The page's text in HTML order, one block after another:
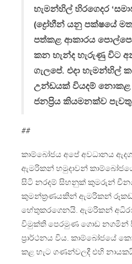
හැමන්හිල් හිරගෙදර
(ද්‍රෝහීන් යනු පක්ෂයේ
පත්කළ ආකාරය
කන හැන්ද හැරුණු විට
ගැලපේ. එදා හැමන්හිල්
උන්ඩයක් වියදම් නොකළ
ජනප්‍රිය කියමනක්ව
##
කාම්බෝජය අපේ අවධානය
ඇමරිකන් හමුදාවන්
සිටි නරදම් සිහනුක් කුමරුන්
කුමන්ත්‍රණයකින් ඇමරිකන්
හේතුකරගෙනයි. ඇමරිකන්
විමුක්ති පෙරමුණ ගොඩ නගමින්
ප්‍රාර්ථනය විය. කාම්බෝජයේ
කළ හැට ගණන්වලදී එහි